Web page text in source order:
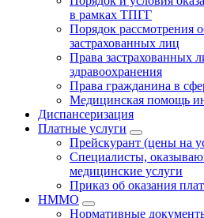
в рамках ТПГГ
Порядок рассмотрения
застрахованных лиц
Права застрахованных
здравоохранения
Права гражданина в
Медицинская помощь
Диспансеризация
Платные услуги
Прейскурант (цены на
Специалисты,
медицинские услуги
Приказ об оказания
НММО
Нормативные